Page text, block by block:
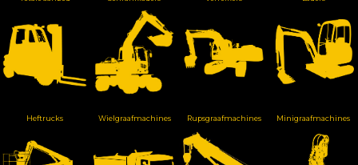
Heftrucks Wielgraafmachines Rupsgraafmachines Minigraafmachines